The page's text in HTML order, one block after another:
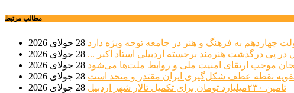
مطالب مرتبط
چهاردهم به فرهنگ و هنر در جامعه توجه ویژه دارد 28 جولای 2026
در پی درگذشت هنرمند برجسته اردبیلی استاد اکبر ... 28 جولای 2026
موجب ارتقای امنیت ملی و روابط ملت‌ها می‌شود 28 جولای 2026
نقطه عطف شکل‌گیری ایران مقتدر و متحد است 28 جولای 2026
تامین ۲۳۰میلیارد تومان برای تکمیل تالار شهر اردبیل
28 جولای 2026